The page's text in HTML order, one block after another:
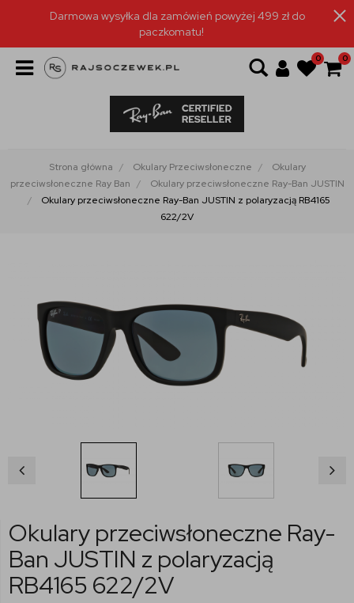
Darmowa wysyłka dla zamówień powyżej 499 zł do
paczkomatu!
0 0
Strona główna Okulary Przeciwsłoneczne
Okulary
przeciwsłoneczne Ray Ban
Okulary przeciwsłoneczne Ray-Ban JUSTIN
Okulary przeciwsłoneczne Ray-Ban JUSTIN z polaryzacją RB4165
622/2V
Okulary przeciwsłoneczne Ray-
Ban JUSTIN z polaryzacją
RB4165 622/2V